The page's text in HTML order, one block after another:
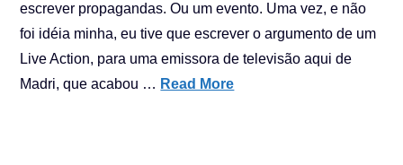
escrever propagandas. Ou um evento. Uma vez, e não
foi idéia minha, eu tive que escrever o argumento de um
Live Action, para uma emissora de televisão aqui de
Madri, que acabou … Read More